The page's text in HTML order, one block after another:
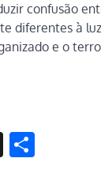
confusão
diferentes à
e o
X